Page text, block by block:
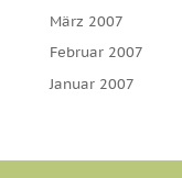
März 2007
Februar 2007
Januar 2007